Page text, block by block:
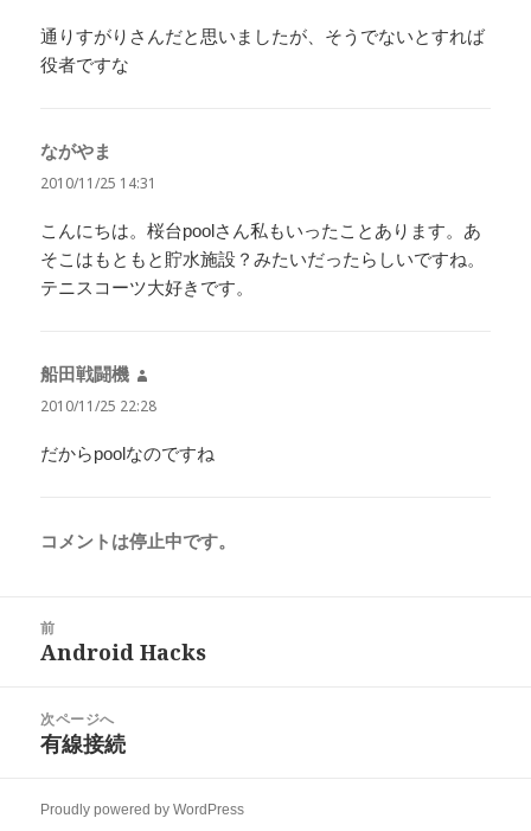
通りすがりさんだと思いましたが、そうでないとすれば
役者ですな
ながやま
り:
2010/11/25 14:31
こんにちは。桜台poolさん私もいったことあります。あ
そこはもともと貯水施設？みたいだったらしいですね。
テニスコーツ大好きです。
船田戦闘機
り:
2010/11/25 22:28
だからpoolなのですね
コメントは停止中です。
前
前
投
稿:
Android Hacks
次ページへ
次
投
有線接続
Proudly powered by WordPress